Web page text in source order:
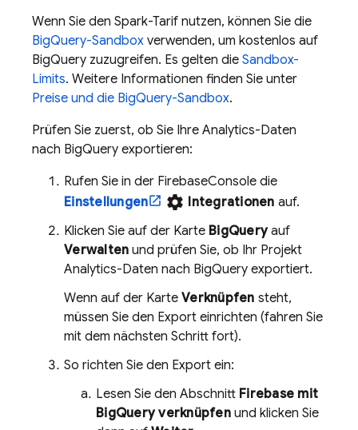
Wenn Sie den Spark-Tarif nutzen, können Sie die
BigQuery-Sandbox verwenden, um kostenlos auf
BigQuery zuzugreifen. Es gelten die Sandbox-
Limits. Weitere Informationen finden Sie unter
Preise und die BigQuery-Sandbox.
Prüfen Sie zuerst, ob Sie Ihre Analytics-Daten
nach BigQuery exportieren:
Rufen Sie in der FirebaseConsole die
Einstellungen
settings Integrationen auf.
Klicken Sie auf der Karte BigQueryauf
Verwalten und prüfen Sie, ob Ihr Projekt
Analytics-Daten nach BigQuery exportiert.
Wenn auf der Karte Verknüpfen steht,
müssen Sie den Export einrichten (fahren Sie
mit dem nächsten Schritt fort).
So richten Sie den Export ein:
Lesen Sie den Abschnitt Firebase mit
BigQueryverknüpfenund klicken Sie